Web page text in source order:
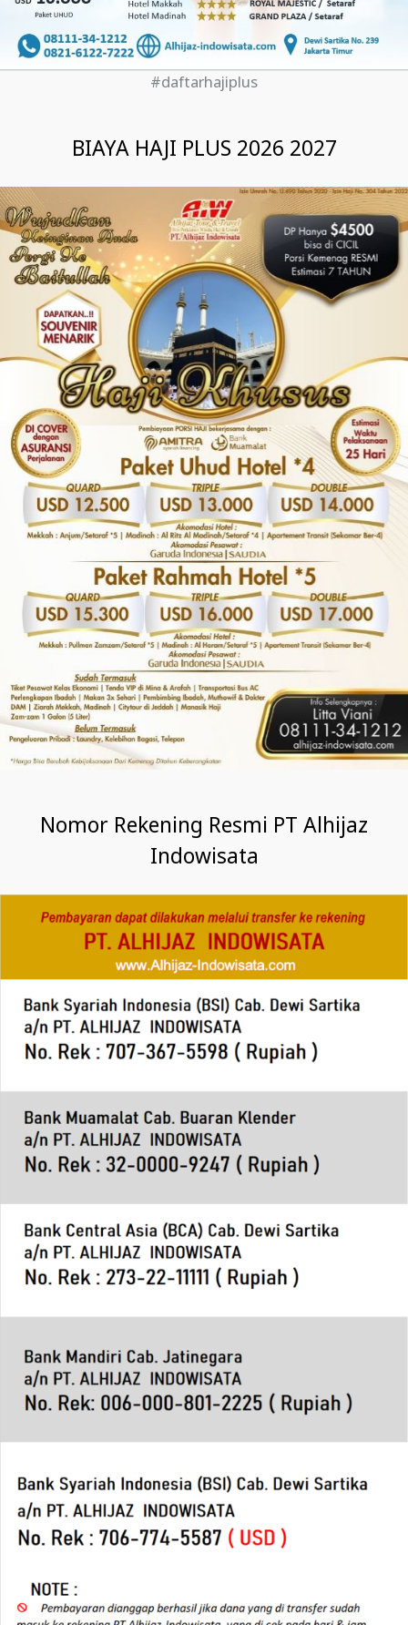
#daftarhajiplus
BIAYA HAJI PLUS 2026 2027
Nomor Rekening Resmi PT Alhijaz
Indowisata